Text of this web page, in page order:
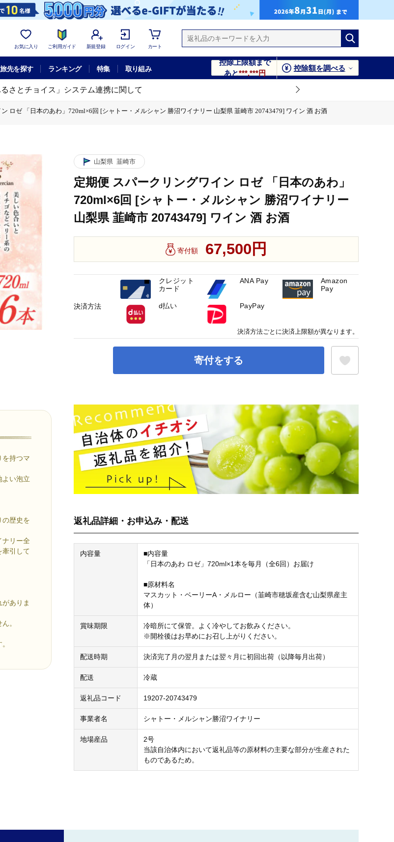
お気に入り ご利用ガイド 新規登録 ログイン カート
旅先を探す ランキング 特集 取り組み
控除上限額まで
あと***,***円
控除額を調べる
るさとチョイス」システム連携に関して
ロゼ 「日本のあわ」720ml×6回 [シャトー・メルシャン 勝沼ワイナリー 山梨県 韮崎市 20743479] ワイン 酒 お酒
を持つマ
よい泡立
の歴史を
ナリー全
牽引して
ありま
。
山梨県 韮崎市
定期便 スパークリングワイン ロゼ 「日本のあわ」
720ml×6回 [シャトー・メルシャン 勝沼ワイナリー
山梨県 韮崎市 20743479] ワイン 酒 お酒
寄付額 67,500円
寄付をする
返礼品詳細・お申込み・配送
内容量
■内容量
「日本のあわ ロゼ」720ml×1本を毎月（全6回）お届け
■原材料名
マスカット・ベーリーA・メルロー（韮崎市穂坂産含む山梨県産主
体）
賞味期限
冷暗所にて保管。よく冷やしてお飲みください。
※開栓後はお早めにお召し上がりください。
配送時期 決済完了月の翌月または翌々月に初回出荷（以降毎月出荷）
配送 冷蔵
返礼品コード 19207-20743479
事業者名 シャトー・メルシャン勝沼ワイナリー
地場産品
2号
当該自治体内において返礼品等の原材料の主要な部分が生産された
ものであるため。
決済方法
クレジット
カード
ANA Pay
Amazon
Pay
d払い PayPay
決済方法ごとに決済上限額が異なります。